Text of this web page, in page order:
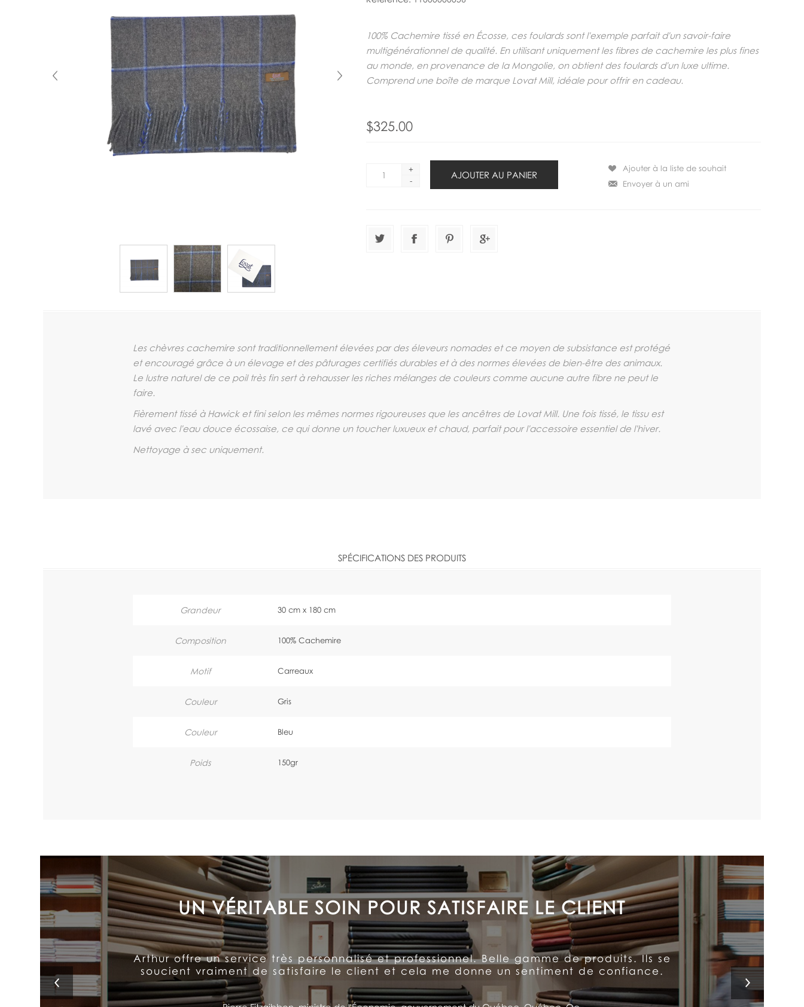
100% Cachemire tissé en Écosse, ces foulards sont l'exemple parfait d'un savoir-faire
multigénérationnel de qualité. En utilisant uniquement les fibres de cachemire les plus fines
au monde, en provenance de la Mongolie, on obtient des foulards d'un luxe ultime.
Comprend une boîte de marque Lovat Mill, idéale pour offrir en cadeau.
$325.00
+
-
Les chèvres cachemire sont traditionnellement élevées par des éleveurs nomades et ce moyen de subsistance est protégé
et encouragé grâce à un élevage et des pâturages certifiés durables et à des normes élevées de bien-être des animaux.
Le lustre naturel de ce poil très fin sert à rehausser les riches mélanges de couleurs comme aucune autre fibre ne peut le
faire.
Fièrement tissé à Hawick et fini selon les mêmes normes rigoureuses que les ancêtres de Lovat Mill. Une fois tissé, le tissu est
lavé avec l'eau douce écossaise, ce qui donne un toucher luxueux et chaud, parfait pour l'accessoire essentiel de l'hiver.
Nettoyage à sec uniquement.
SPÉCIFICATIONS DES PRODUITS
Grandeur 30 cm x 180 cm
Composition 100% Cachemire
Motif Carreaux
Couleur Gris
Couleur Bleu
Poids 150gr
UN CLIENT À VIE
L’exceptionnel souci accordé aux détails et l’accueil inégalé reçu chez Arthur le placent
au-dessus des autres. Il offre de la qualité et un service à l’ancienne…et a fait de moi un
client pour la vie!